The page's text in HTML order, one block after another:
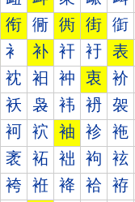
衔 衕 衖 街 衘
衤 补 衦 衧 表
衴 衵 衶 衷 衸
袄 袅 袆 袇 袈
袔 袕 袖 袗 袘
袤 袥 袦 袧 袨
袴 袵 袶 袷 袸